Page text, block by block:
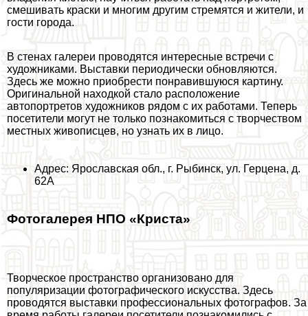
смешивать краски и многим другим стремятся и жители, и
гости города.
В стенах галереи проводятся интересные встречи с
художниками. Выставки периодически обновляются.
Здесь же можно приобрести понравившуюся картину.
Оригинальной находкой стало расположение
автопортретов художников рядом с их работами. Теперь
посетители могут не только познакомиться с творчеством
местных живописцев, но узнать их в лицо.
Адрес: Ярославская обл., г. Рыбинск, ул. Герцена, д.
62А
Фотогалерея НПО «Криста»
Творческое прострaнcтво организовано для
популяризации фотографического искусства. Здесь
проводятся выставки профессиональных фотографов. За